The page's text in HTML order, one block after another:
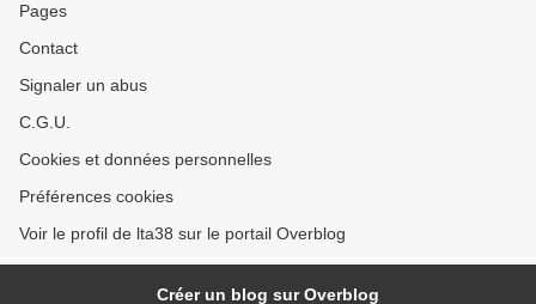
Pages
Contact
Signaler un abus
C.G.U.
Cookies et données personnelles
Préférences cookies
Voir le profil de lta38 sur le portail Overblog
Créer un blog sur Overblog